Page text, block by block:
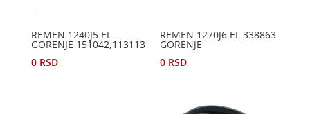
REMEN 1240J5 EL
GORENJE 151042,113113
0 RSD
REMEN 1270J6 EL 338863
GORENJE
0 RSD